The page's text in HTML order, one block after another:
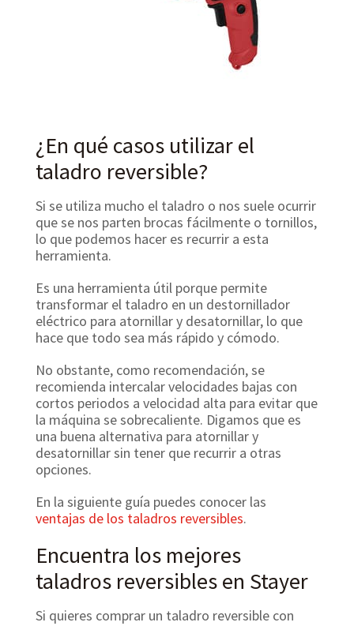
¿En qué casos utilizar el
taladro reversible?
Si se utiliza mucho el taladro o nos suele ocurrir
que se nos parten brocas fácilmente o tornillos,
lo que podemos hacer es recurrir a esta
herramienta.
Es una herramienta útil porque permite
transformar el taladro en un destornillador
eléctrico para atornillar y desatornillar, lo que
hace que todo sea más rápido y cómodo.
No obstante, como recomendación, se
recomienda intercalar velocidades bajas con
cortos periodos a velocidad alta para evitar que
la máquina se sobrecaliente. Digamos que es
una buena alternativa para atornillar y
desatornillar sin tener que recurrir a otras
opciones.
En la siguiente guía puedes conocer las
ventajas de los taladros reversibles.
Encuentra los mejores
taladros reversibles en Stayer
Si quieres comprar un taladro reversible con